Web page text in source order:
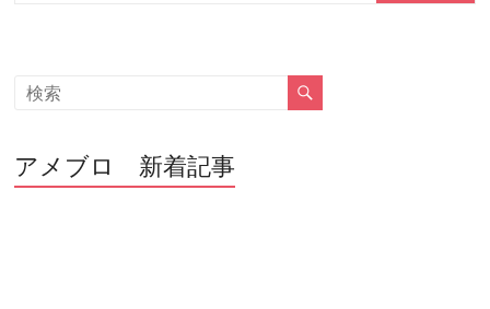
アメブロ 新着記事